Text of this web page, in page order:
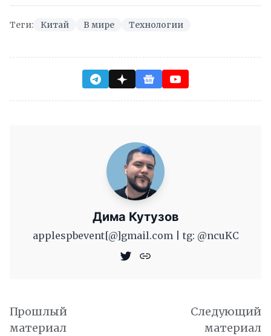
Теги: Китай В мире Технологии
Дима Кутузов
applespbevent[@]gmail.com | tg: @ncuKC
Прошлый
материал
Следующий
материал